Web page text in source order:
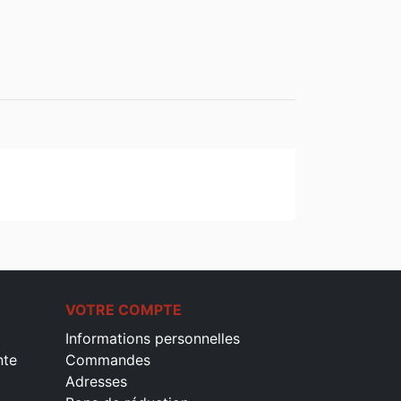
VOTRE COMPTE
Informations personnelles
Commandes
Adresses